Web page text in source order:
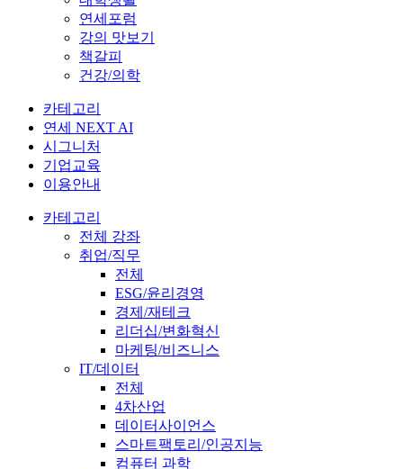
연세포럼
강의 맛보기
책갈피
건강/의학
카테고리
연세 NEXT AI
시그니처
기업교육
이용안내
카테고리
전체 강좌
취업/직무
전체
ESG/윤리경영
경제/재테크
리더십/변화혁신
마케팅/비즈니스
IT/데이터
전체
4차산업
데이터사이언스
스마트팩토리/인공지능
컴퓨터 과학